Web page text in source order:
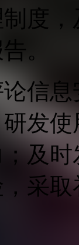
度
。
论信
发
及
采